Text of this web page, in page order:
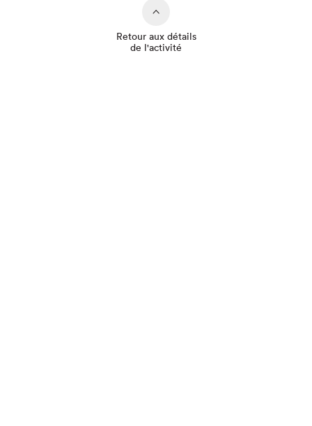
Retour aux détails
de l'activité